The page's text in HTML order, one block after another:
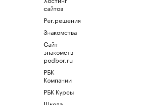
сайтов
Рег.решения
Знакомства
Сайт
знакомств
podbor.ru
РБК
Компании
РБК Курсы